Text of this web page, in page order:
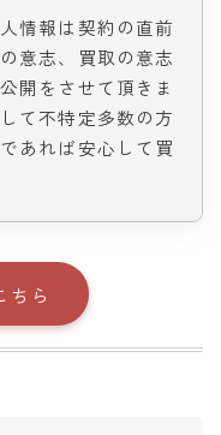
情報は契約の直前
意志、買取の意志
開をさせて頂きま
て不特定多数の方
あれば安心して買
ちら